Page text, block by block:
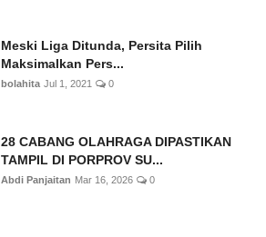
Meski Liga Ditunda, Persita Pilih
Maksimalkan Pers...
bolahita Jul 1, 2021 0
28 CABANG OLAHRAGA DIPASTIKAN
TAMPIL DI PORPROV SU...
Abdi Panjaitan Mar 16, 2026 0